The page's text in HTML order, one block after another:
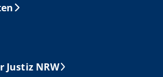
Justiz NRW